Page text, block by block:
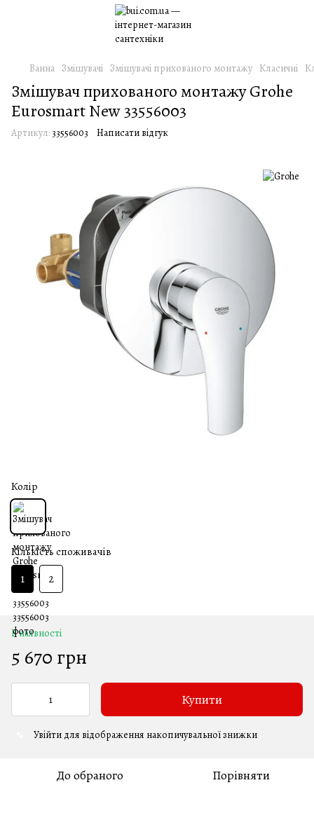
Ванна Змішувачі Змішувачі прихованого монтажу Класичні
Змішувач прихованого монтажу Grohe
Eurosmart New 33556003
Артикул: 33556003 Написати відгук
Колір
Кількість споживачів
1 2
В наявності
5 670 грн
Купити
Увійти для відображення накопичувальної знижки
До обраного Порівняти